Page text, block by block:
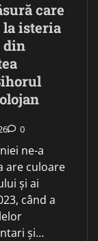
care
la isteria
din
0
ne-a
are culoare
și ai
când a
și…